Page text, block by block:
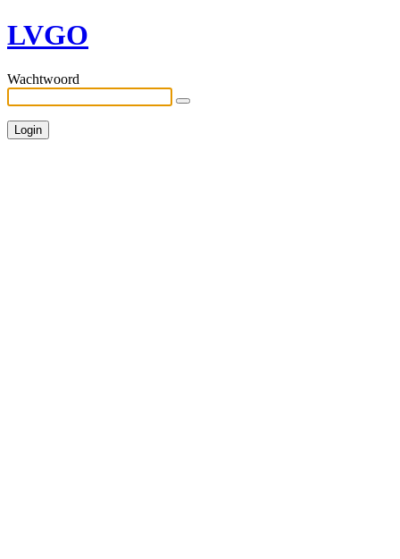
LVGO
Wachtwoord